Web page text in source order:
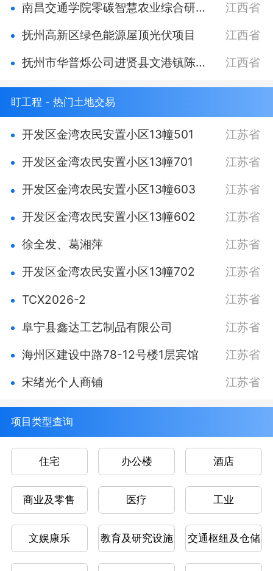
南昌交通学院零碳智慧农业综合研究中心项目
江西省
抚州高新区绿色能源屋顶光伏项目
江西省
抚州市华普烁公司进贤县文港镇陈光明吴有根166KW分布式光伏发电项目
江西省
盯工程 - 热门土地交易
开发区金湾农民安置小区13幢501
江苏省
开发区金湾农民安置小区13幢701
江苏省
开发区金湾农民安置小区13幢603
江苏省
开发区金湾农民安置小区13幢602
江苏省
徐全发、葛湘萍
江苏省
开发区金湾农民安置小区13幢702
江苏省
TCX2026-2
江苏省
阜宁县鑫达工艺制品有限公司
江苏省
海州区建设中路78-12号楼1层宾馆
江苏省
宋绪光个人商铺
江苏省
项目类型查询
住宅 办公楼 酒店
商业及零售 医疗 工业
文娱康乐 教育及研究设施 交通枢纽及仓储